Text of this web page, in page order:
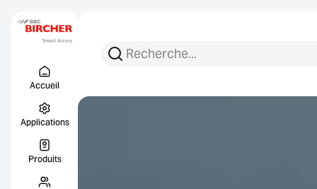
Accueil
Applications
Produits
Recherchez :
Recherche